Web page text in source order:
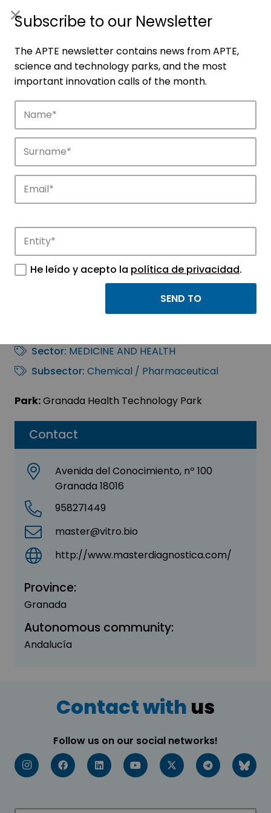
Companies
Discover the companies that drive
innovation in APTE’s parks.
Contact
Avenida del Conocimiento, nº 100
Granada 18016
958271449
master@vitro.bio
http://www.masterdiagnostica.com/
Province:
Granada
Autonomous community:
Andalucía
VITRO- MASTER
DIAGNOSTICA
Sector: MEDICINE AND HEALTH
Subsector: Chemical / Pharmaceutical
Park:Granada Health Technology Park
Contact with us
Follow us on our social networks!
Subscribe to our Newsletter
The APTE newsletter contains news from APTE,
science and technology parks, and the most
important innovation calls of the month.
He leído y acepto la política de privacidad.